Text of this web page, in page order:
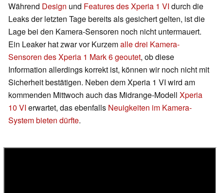
Während Design und Features des Xperia 1 VI durch die
Leaks der letzten Tage bereits als gesichert gelten, ist die
Lage bei den Kamera-Sensoren noch nicht untermauert.
Ein Leaker hat zwar vor Kurzemalle drei Kamera-
Sensoren des Xperia 1 Mark 6 geoutet, ob diese
Information allerdings korrekt ist, können wir noch nicht mit
Sicherheit bestätigen. Neben dem Xperia 1 VI wird am
kommenden Mittwoch auch das Midrange-Modell Xperia
10 VI erwartet, das ebenfalls Neuigkeiten im Kamera-
System bieten dürfte.